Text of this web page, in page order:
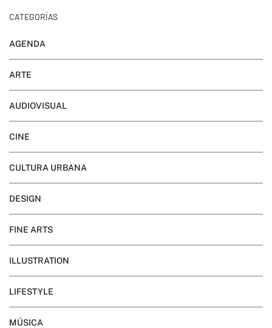
CATEGORÍAS
AGENDA
ARTE
AUDIOVISUAL
CINE
CULTURA URBANA
DESIGN
FINE ARTS
ILLUSTRATION
LIFESTYLE
MÚSICA